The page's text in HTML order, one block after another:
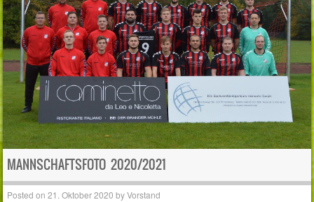
MANNSCHAFTSFOTO 2020/2021
Posted on21. Oktober 2020 byVorstand